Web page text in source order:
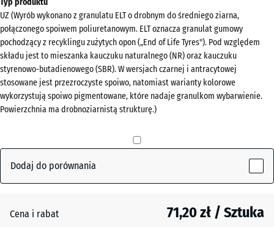
Pokaż
paletę
kolorów
Czerwony
ceglasty(active)
Typ produktu
UZ (Wyrób wykonano z granulatu ELT o drobnym do średniego ziarna,
połączonego spoiwem poliuretanowym. ELT oznacza granulat gumowy
pochodzący z recyklingu zużytych opon („End of Life Tyres"). Pod względem
składu jest to mieszanka kauczuku naturalnego (NR) oraz kauczuku
styrenowo-butadienowego (SBR). W wersjach czarnej i antracytowej
stosowane jest przezroczyste spoiwo, natomiast warianty kolorowe
wykorzystują spoiwo pigmentowane, które nadaje granulkom wybarwienie.
Powierzchnia ma drobnoziarnistą strukturę.)
Dodaj do porównania
Cena i rabat 71,20 zł / Sztuka